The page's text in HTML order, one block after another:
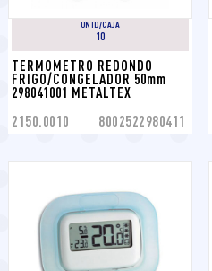
UNID/CAJA
10
TERMOMETRO REDONDO
FRIGO/CONGELADOR 50mm
298041001 METALTEX
2150.0010 8002522980411